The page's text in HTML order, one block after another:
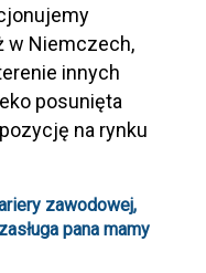
w Niemczech,
innych
posunięta
na rynku
zawodowej,
pana mamy